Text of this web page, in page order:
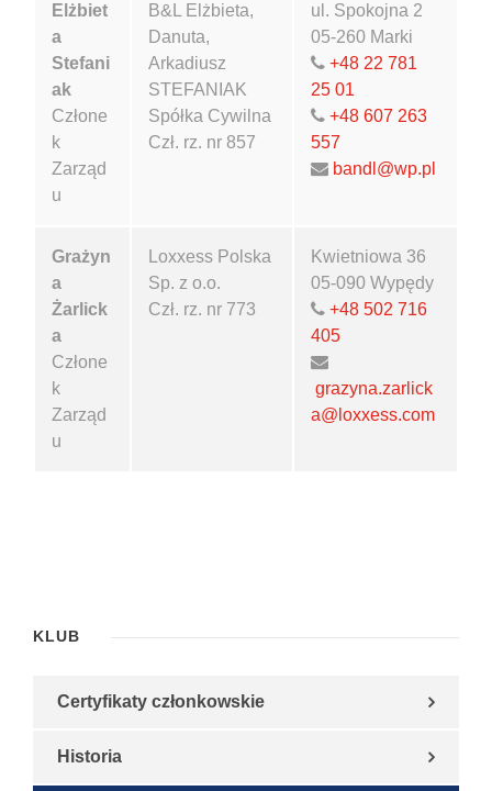
Elżbiet
a
Stefani
ak
Człone
k
Zarząd
u
B&L Elżbieta,
Danuta,
Arkadiusz
STEFANIAK
Spółka Cywilna
Czł. rz. nr 857
ul. Spokojna 2
05-260 Marki
+48 22 781
25 01
+48 607 263
557
bandl@wp.pl
Grażyn
a
Żarlick
a
Człone
k
Zarząd
u
Loxxess Polska
Sp. z o.o.
Czł. rz. nr 773
Kwietniowa 36
05-090 Wypędy
+48 502 716
405
grazyna.zarlick
a@loxxess.com
KLUB
Certyfikaty członkowskie
Historia